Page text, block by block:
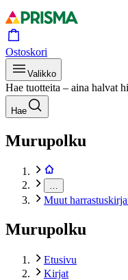
Ostoskori
Valikko
Hae tuotteita – aina halvat
Hae
Murupolku
Muut
Murupolku
Etusivu
Kirjat